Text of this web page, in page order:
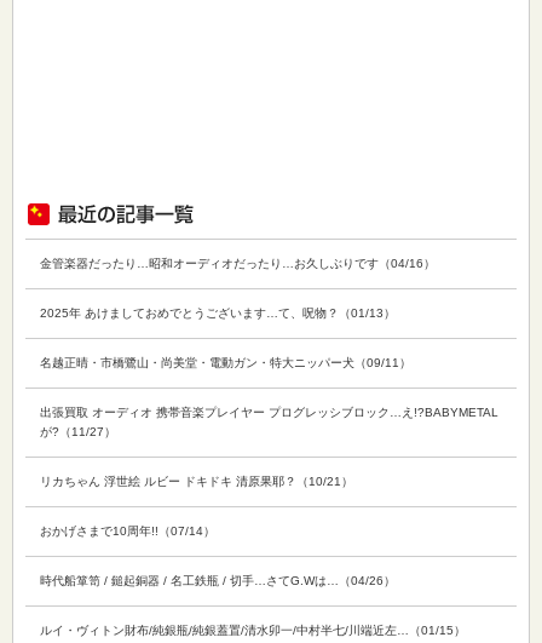
金管楽器だったり…昭和オーディオだったり…お久しぶりです（04/16）
2025年 あけましておめでとうございます…て、呪物？（01/13）
名越正晴・市橋鷺山・尚美堂・電動ガン・特大ニッパー犬（09/11）
出張買取 オーディオ 携帯音楽プレイヤー プログレッシブロック…え!?BABYMETAL
が?（11/27）
リカちゃん 浮世絵 ルビー ドキドキ 清原果耶？（10/21）
おかげさまで10周年!!（07/14）
時代船箪笥 / 鎚起銅器 / 名工鉄瓶 / 切手…さてG.Wは…（04/26）
ルイ・ヴィトン財布/純銀瓶/純銀蓋置/清水卯一/中村半七/川端近左…（01/15）